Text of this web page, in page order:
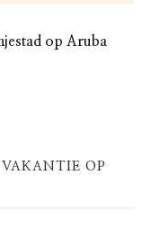
op Aruba
OP